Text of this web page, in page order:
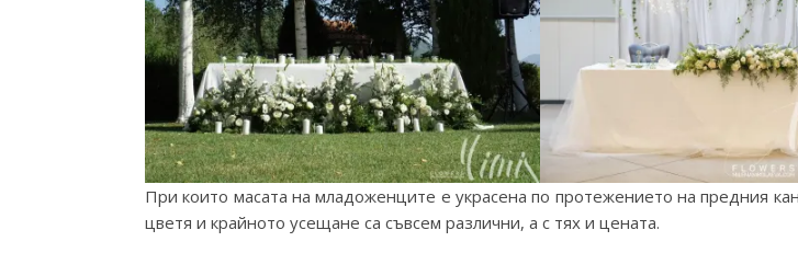
При които масата на младоженците е украсена по протежението на предния
цветя и крайното усещане са съвсем различни, а с тях и цената.